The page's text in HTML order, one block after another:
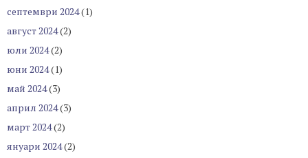
септември 2024(1)
август 2024(2)
юли 2024(2)
юни 2024(1)
май 2024(3)
април 2024(3)
март 2024(2)
януари 2024(2)